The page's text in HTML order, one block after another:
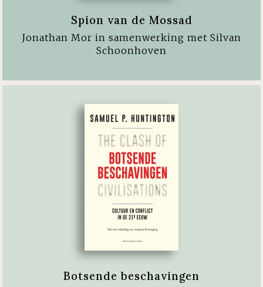
Spion van de Mossad
Jonathan Mor in samenwerking met Silvan
Schoonhoven
Botsende beschavingen